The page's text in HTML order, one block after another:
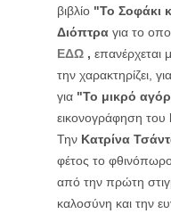
βιβλίο "Το Σοφάκι
Διόπτρα για το
ΕΔΩ , επανέρχεται
την χαρακτηρίζει,
για "Το μικρό
εικονογράφηση του
Την Κατρίνα
φέτος το
από την πρώτη
καλοσύνη και την